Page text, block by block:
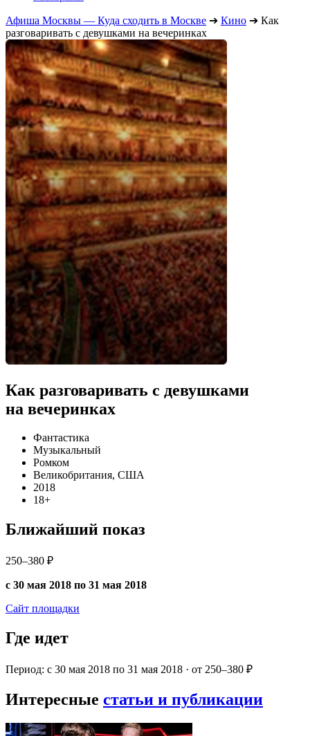
Афиша Москвы — Куда сходить в Москве ➔ Кино ➔ Как
разговаривать с девушками на вечеринках
Как разговаривать с девушками
на вечеринках
Фантастика
Музыкальный
Ромком
Великобритания, США
2018
18+
Ближайший показ
250–380 ₽
с 30 мая 2018 по 31 мая 2018
Сайт площадки
Где идет
Период: с 30 мая 2018 по 31 мая 2018 · от 250–380 ₽
Интересные статьи и публикации